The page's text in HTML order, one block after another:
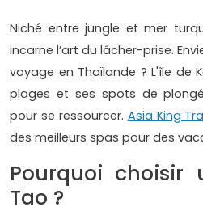
Niché entre jungle et mer
incarne l’art du lâcher-prise.
voyage en Thaïlande ? L'île de
plages et ses spots de
pour se ressourcer. Asia King
des meilleurs spas pour des
Pourquoi choisir
Tao ?